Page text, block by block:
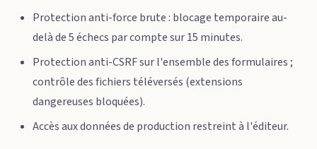
Protection anti-force brute : blocage temporaire au-
delà de 5 échecs par compte sur 15 minutes.
Protection anti-CSRF sur l'ensemble des formulaires ;
contrôle des fichiers téléversés (extensions
dangereuses bloquées).
Accès aux données de production restreint à l'éditeur.